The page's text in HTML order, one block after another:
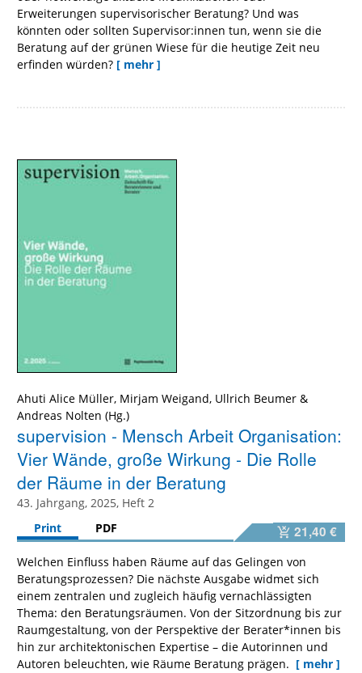
Erweiterungen supervisorischer Beratung? Und was
könnten oder sollten Supervisor:innen tun, wenn sie die
Beratung auf der grünen Wiese für die heutige Zeit neu
erfinden würden? [ mehr ]
Ahuti Alice Müller, Mirjam Weigand, Ullrich Beumer &
Andreas Nolten
supervision - Mensch Arbeit Organisation:
Vier Wände, große Wirkung - Die Rolle
der Räume in der Beratung
43. Jahrgang, 2025, Heft 2
Print
PDF 21,40 €
Welchen Einfluss haben Räume auf das Gelingen von
Beratungsprozessen? Die nächste Ausgabe widmet sich
einem zentralen und zugleich häufig vernachlässigten
Thema: den Beratungsräumen. Von der Sitzordnung bis zur
Raumgestaltung, von der Perspektive der Berater*innen bis
hin zur architektonischen Expertise – die Autorinnen und
Autoren beleuchten, wie Räume Beratung prägen. [ mehr ]